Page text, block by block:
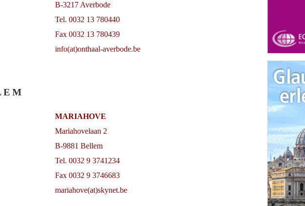
B-3217 Averbode
Tel. 0032 13 780440
Fax 0032 13 780439
info(at)onthaal-averbode.be
E M
MARIAHOVE
Mariahovelaan 2
B-9881 Bellem
Tel. 0032 9 3741234
Fax 0032 9 3746683
mariahove(at)skynet.be